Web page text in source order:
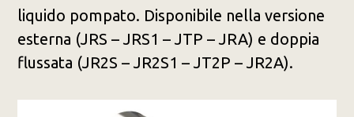
liquido pompato. Disponibile nella versione
esterna (JRS – JRS1 – JTP – JRA) e doppia
flussata (JR2S – JR2S1 – JT2P – JR2A).